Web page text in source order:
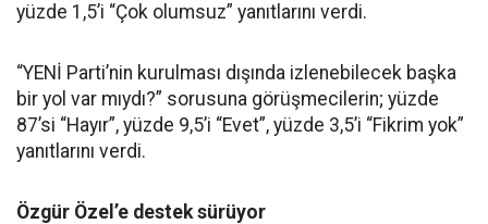
yüzde 1,5’i “Çok olumsuz” yanıtlarını verdi.
“YENİ Parti’nin kurulması dışında izlenebilecek başka
bir yol var mıydı?” sorusuna görüşmecilerin; yüzde
87’si “Hayır”, yüzde 9,5’i “Evet”, yüzde 3,5’i “Fikrim yok”
yanıtlarını verdi.
Özgür Özel’e destek sürüyor